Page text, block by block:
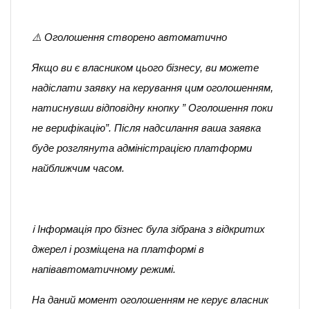
⚠️ Оголошення створено автоматично
Якщо ви є власником цього бізнесу, ви можете
надіслати заявку на керування цим оголошенням,
натиснувши відповідну кнопку ” Оголошення поки
не верифікацію”. Після надсилання ваша заявка
буде розглянута адміністрацією платформи
найближчим часом.
ℹ️ Інформація про бізнес була зібрана з відкритих
джерел і розміщена на платформі в
напівавтоматичному режимі.
На даний момент оголошенням не керує власник